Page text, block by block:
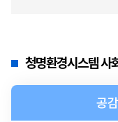
청명환경시스템 사
공